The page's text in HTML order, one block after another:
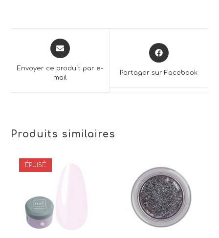
Opens
in
new
Envoyer ce produit par e-
mail
Opens
in
Partager sur Facebook
Produits similaires
ÉPUISÉ